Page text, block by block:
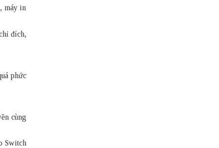
máy in
đích,
phức
cùng
Switch